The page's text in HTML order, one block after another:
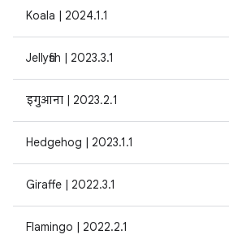
Koala | 2024.1.1
Jellyfish | 2023.3.1
इगुआना | 2023.2.1
Hedgehog | 2023.1.1
Giraffe | 2022.3.1
Flamingo | 2022.2.1